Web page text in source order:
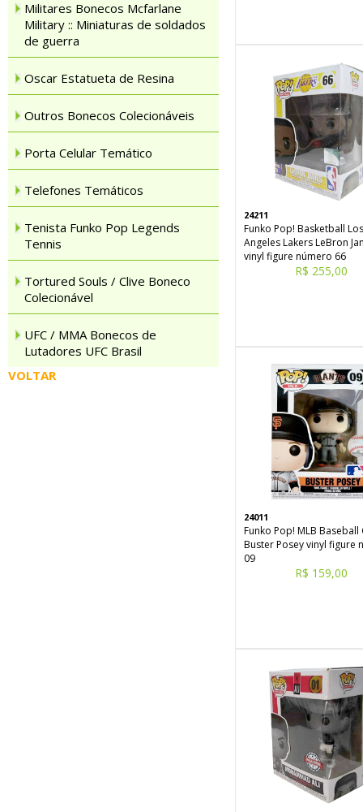
Militares Bonecos Mcfarlane
Military :: Miniaturas de soldados
de guerra
Oscar Estatueta de Resina
Outros Bonecos Colecionáveis
Porta Celular Temático
Telefones Temáticos
Tenista Funko Pop Legends
Tennis
Tortured Souls / Clive Boneco
Colecionável
UFC / MMA Bonecos de
Lutadores UFC Brasil
VOLTAR
24211
Funko Pop! Basketball Los
Angeles Lakers LeBron
vinyl figure número 66
R$ 255,00
24011
Funko Pop! MLB Baseball
Buster Posey vinyl figure
09
R$ 159,00